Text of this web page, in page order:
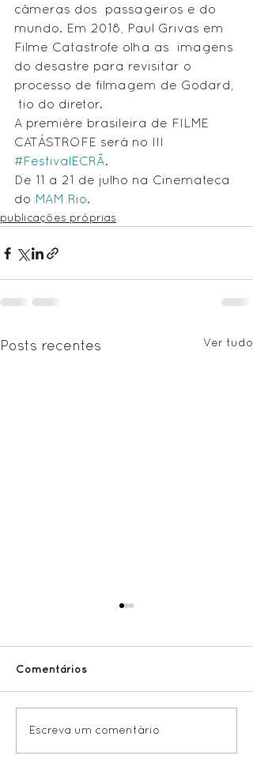
câmeras dos  passageiros e do
mundo. Em 2018, Paul Grivas em
Filme Catastrofe olha as  imagens
do desastre para revisitar o
processo de filmagem de Godard,
tio do diretor.
A première brasileira de FILME
CATÁSTROFE será no III
#FestivalECRÃ.
De 11 a 21 de julho na Cinemateca
do MAM Rio.
publicações próprias
Posts recentes Ver tudo
Festival ECRÃ exibirá
Comentários
Escreva um comentário